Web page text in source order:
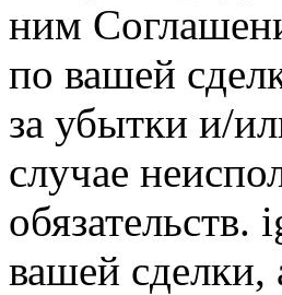
ним
по вашей
за убытки и/
случае
вашей сделки,